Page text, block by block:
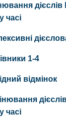
дієслів І
часі
1-4
відмінок
дієслів
часі